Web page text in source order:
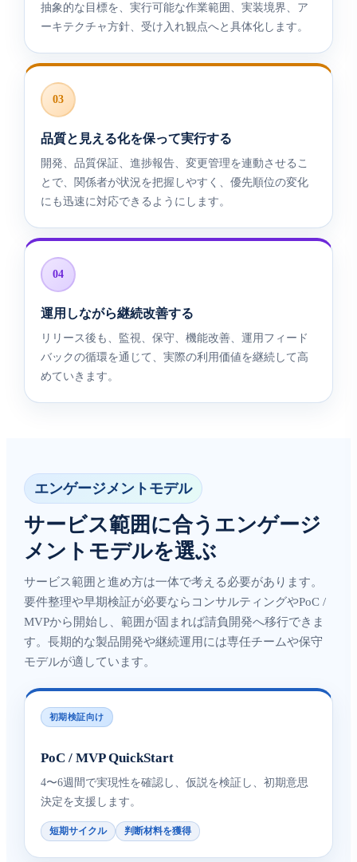
抽象的な目標を、実行可能な作業範囲、実装境界、ア
ーキテクチャ方針、受け入れ観点へと具体化します。
03
品質と見える化を保って実行する
開発、品質保証、進捗報告、変更管理を連動させるこ
とで、関係者が状況を把握しやすく、優先順位の変化
にも迅速に対応できるようにします。
04
運用しながら継続改善する
リリース後も、監視、保守、機能改善、運用フィード
バックの循環を通じて、実際の利用価値を継続して高
めていきます。
エンゲージメントモデル
サービス範囲に合うエンゲージ
メントモデルを選ぶ
サービス範囲と進め方は一体で考える必要があります。
要件整理や早期検証が必要ならコンサルティングやPoC /
MVPから開始し、範囲が固まれば請負開発へ移行できま
す。長期的な製品開発や継続運用には専任チームや保守
モデルが適しています。
初期検証向け
PoC / MVP QuickStart
4〜6週間で実現性を確認し、仮説を検証し、初期意思
決定を支援します。
短期サイクル 判断材料を獲得